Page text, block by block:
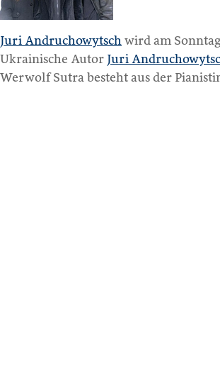
Juri Andruchowytsch wird am
Ukrainische Autor Juri
Werwolf Sutra besteht aus der